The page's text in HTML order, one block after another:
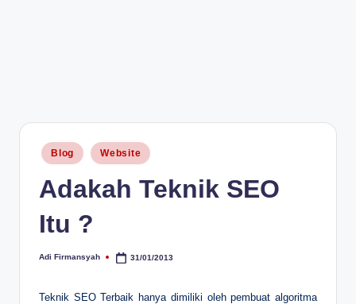
Posted
in
Blog Website
Adakah Teknik SEO
Itu ?
Posted
Adi Firmansyah 31/01/2013
Teknik SEO Terbaik hanya dimiliki oleh pembuat algoritma